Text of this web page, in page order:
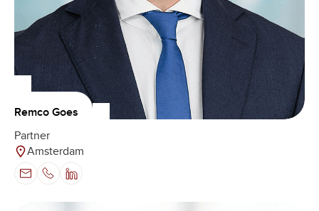
Remco Goes
Partner
Amsterdam